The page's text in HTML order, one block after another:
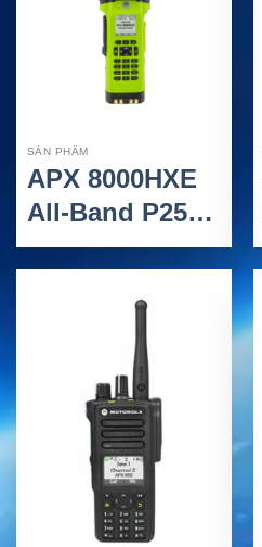
SẢN PHẨM
APX 8000HXE
All-Band P25
HazLoc
Portable Radio
– Bộ Đàm P25
HazLoc Hiệu
Suất Cao